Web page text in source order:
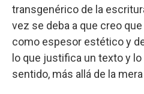
transgenérico de la
vez se deba a que creo
como espesor estético y
lo que justifica un texto y
sentido, más allá de la